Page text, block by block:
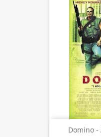
Domino -